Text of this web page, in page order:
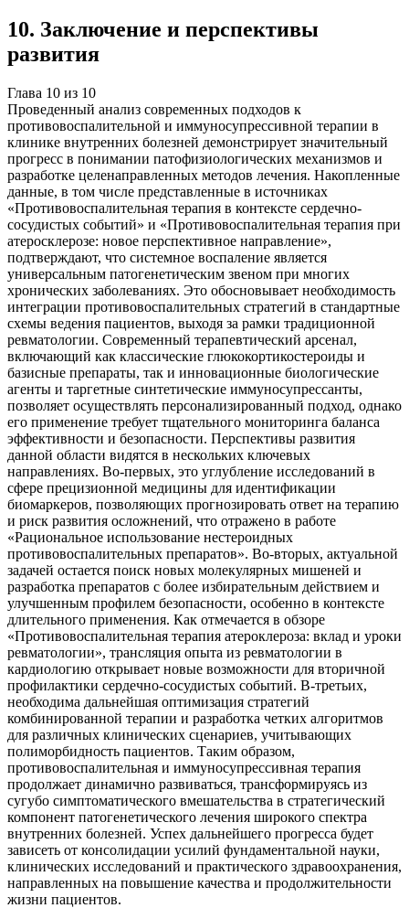
10. Заключение и перспективы
развития
Глава 10 из 10
Проведенный анализ современных подходов к
противовоспалительной и иммуносупрессивной терапии в
клинике внутренних болезней демонстрирует значительный
прогресс в понимании патофизиологических механизмов и
разработке целенаправленных методов лечения. Накопленные
данные, в том числе представленные в источниках
«Противовоспалительная терапия в контексте сердечно-
сосудистых событий» и «Противовоспалительная терапия при
атеросклерозе: новое перспективное направление»,
подтверждают, что системное воспаление является
универсальным патогенетическим звеном при многих
хронических заболеваниях. Это обосновывает необходимость
интеграции противовоспалительных стратегий в стандартные
схемы ведения пациентов, выходя за рамки традиционной
ревматологии. Современный терапевтический арсенал,
включающий как классические глюкокортикостероиды и
базисные препараты, так и инновационные биологические
агенты и таргетные синтетические иммуносупрессанты,
позволяет осуществлять персонализированный подход, однако
его применение требует тщательного мониторинга баланса
эффективности и безопасности. Перспективы развития
данной области видятся в нескольких ключевых
направлениях. Во-первых, это углубление исследований в
сфере прецизионной медицины для идентификации
биомаркеров, позволяющих прогнозировать ответ на терапию
и риск развития осложнений, что отражено в работе
«Рациональное использование нестероидных
противовоспалительных препаратов». Во-вторых, актуальной
задачей остается поиск новых молекулярных мишеней и
разработка препаратов с более избирательным действием и
улучшенным профилем безопасности, особенно в контексте
длительного применения. Как отмечается в обзоре
«Противовоспалительная терапия атероклероза: вклад и уроки
ревматологии», трансляция опыта из ревматологии в
кардиологию открывает новые возможности для вторичной
профилактики сердечно-сосудистых событий. В-третьих,
необходима дальнейшая оптимизация стратегий
комбинированной терапии и разработка четких алгоритмов
для различных клинических сценариев, учитывающих
полиморбидность пациентов. Таким образом,
противовоспалительная и иммуносупрессивная терапия
продолжает динамично развиваться, трансформируясь из
сугубо симптоматического вмешательства в стратегический
компонент патогенетического лечения широкого спектра
внутренних болезней. Успех дальнейшего прогресса будет
зависеть от консолидации усилий фундаментальной науки,
клинических исследований и практического здравоохранения,
направленных на повышение качества и продолжительности
жизни пациентов.